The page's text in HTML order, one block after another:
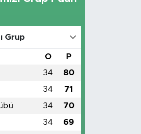
Grup
O P
34 80
34 71
34 70
34 69